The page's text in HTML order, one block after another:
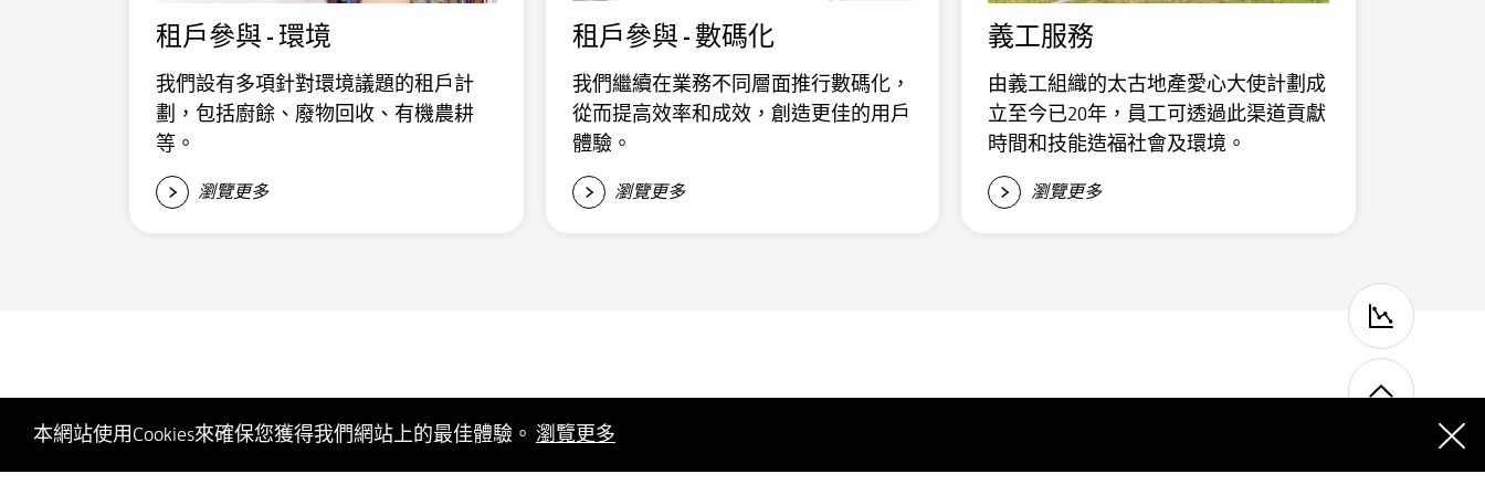
租戶參與 - 環境
我們設有多項針對環境議題的租戶計
劃，包括廚餘、廢物回收、有機農耕
等。
瀏覽更多
租戶參與 - 數碼化
我們繼續在業務不同層面推行數碼化，
從而提高效率和成效，創造更佳的用戶
體驗。
瀏覽更多
義工服務
由義工組織的太古地產愛心大使計劃成
立至今已20年，員工可透過此渠道貢獻
時間和技能造福社會及環境。
瀏覽更多
統計數
回到頁
本網站使用Cookies來確保您獲得我們網站上的最佳體驗。 瀏覽更多